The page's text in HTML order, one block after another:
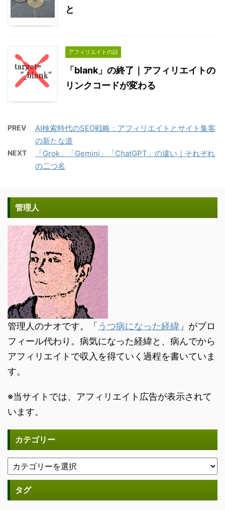
と
アフィリエイトの話
「blank」の終了｜アフィリエイトの
リンクコードが変わる
PREV
AI検索時代のSEO戦略：アフィリエイトとサイト集客
の新たな道
NEXT
「Grok」「Gemini」「ChatGPT」の違い｜それぞれ
の二つ名
管理人
管理人のナオです。「 うつ病になった経緯 」がプロ
フィール代わり。病気になった経緯と、病んでから
アフィリエイトで収入を得ていく過程を書いていま
す。
※当サイトでは、アフィリエイト広告が表示されて
います。
カテゴリー
タグ